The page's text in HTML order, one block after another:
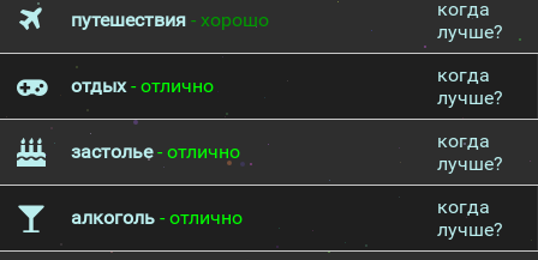
путешествия - хорошо
когда
лучше?
отдых- отлично
когда
лучше?
застолье- отлично
когда
лучше?
алкоголь - отлично
когда
лучше?